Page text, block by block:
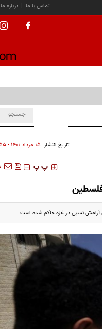
درباره ما | تماس با ما
تاریخ انتشار: ۱۵ مرداد ۱۴۰۱ - ۰۶:۵۵
‍‍‍ پ پ
آرامش نسبی در غزه حاکم شده است.